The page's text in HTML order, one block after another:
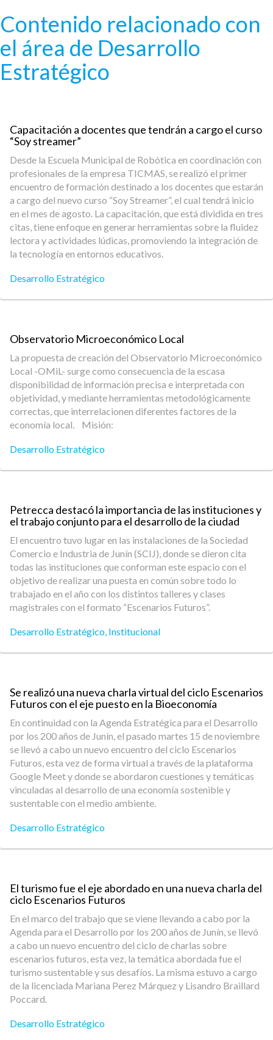
Contenido relacionado con
el área de Desarrollo
Estratégico
Capacitación a docentes que tendrán a cargo el curso
“Soy streamer”
Desde la Escuela Municipal de Robótica en coordinación con
profesionales de la empresa TICMAS, se realizó el primer
encuentro de formación destinado a los docentes que estarán
a cargo del nuevo curso “Soy Streamer”, el cual tendrá inicio
en el mes de agosto. La capacitación, que está dividida en tres
citas, tiene enfoque en generar herramientas sobre la fluidez
lectora y actividades lúdicas, promoviendo la integración de
la tecnología en entornos educativos.
Desarrollo Estratégico
Observatorio Microeconómico Local
La propuesta de creación del Observatorio Microeconómico
Local -OMiL- surge como consecuencia de la escasa
disponibilidad de información precisa e interpretada con
objetividad, y mediante herramientas metodológicamente
correctas, que interrelacionen diferentes factores de la
economía local. Misión:
Desarrollo Estratégico
Petrecca destacó la importancia de las instituciones y
el trabajo conjunto para el desarrollo de la ciudad
El encuentro tuvo lugar en las instalaciones de la Sociedad
Comercio e Industria de Junín (SCIJ), donde se dieron cita
todas las instituciones que conforman este espacio con el
objetivo de realizar una puesta en común sobre todo lo
trabajado en el año con los distintos talleres y clases
magistrales con el formato “Escenarios Futuros”.
Desarrollo Estratégico, Institucional
Se realizó una nueva charla virtual del ciclo Escenarios
Futuros con el eje puesto en la Bioeconomía
En continuidad con la Agenda Estratégica para el Desarrollo
por los 200 años de Junín, el pasado martes 15 de noviembre
se llevó a cabo un nuevo encuentro del ciclo Escenarios
Futuros, esta vez de forma virtual a través de la plataforma
Google Meet y donde se abordaron cuestiones y temáticas
vinculadas al desarrollo de una economía sostenible y
sustentable con el medio ambiente.
Desarrollo Estratégico
El turismo fue el eje abordado en una nueva charla del
ciclo Escenarios Futuros
En el marco del trabajo que se viene llevando a cabo por la
Agenda para el Desarrollo por los 200 años de Junín, se llevó
a cabo un nuevo encuentro del ciclo de charlas sobre
escenarios futuros, esta vez, la temática abordada fue el
turismo sustentable y sus desafíos. La misma estuvo a cargo
de la licenciada Mariana Perez Márquez y Lisandro Braillard
Poccard.
Desarrollo Estratégico